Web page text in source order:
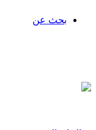
بحث عن